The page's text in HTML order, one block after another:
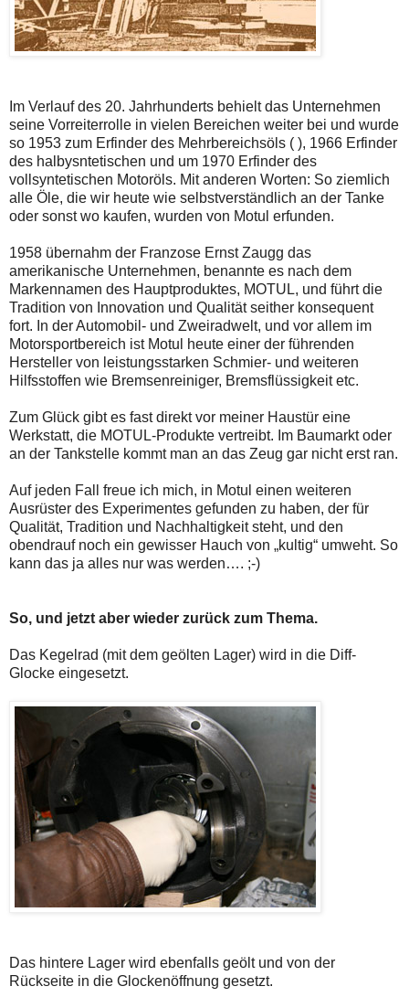
Im Verlauf des 20. Jahrhunderts behielt das Unternehmen
seine Vorreiterrolle in vielen Bereichen weiter bei und wurde
so 1953 zum Erfinder des Mehrbereichsöls ( ), 1966 Erfinder
des halbysntetischen und um 1970 Erfinder des
vollsyntetischen Motoröls. Mit anderen Worten: So ziemlich
alle Öle, die wir heute wie selbstverständlich an der Tanke
oder sonst wo kaufen, wurden von Motul erfunden.
1958 übernahm der Franzose Ernst Zaugg das
amerikanische Unternehmen, benannte es nach dem
Markennamen des Hauptproduktes, MOTUL, und führt die
Tradition von Innovation und Qualität seither konsequent
fort. In der Automobil- und Zweiradwelt, und vor allem im
Motorsportbereich ist Motul heute einer der führenden
Hersteller von leistungsstarken Schmier- und weiteren
Hilfsstoffen wie Bremsenreiniger, Bremsflüssigkeit etc.
Zum Glück gibt es fast direkt vor meiner Haustür eine
Werkstatt, die MOTUL-Produkte vertreibt. Im Baumarkt oder
an der Tankstelle kommt man an das Zeug gar nicht erst ran.
Auf jeden Fall freue ich mich, in Motul einen weiteren
Ausrüster des Experimentes gefunden zu haben, der für
Qualität, Tradition und Nachhaltigkeit steht, und den
obendrauf noch ein gewisser Hauch von „kultig“ umweht. So
kann das ja alles nur was werden…. ;-)
So, und jetzt aber wieder zurück zum Thema.
Das Kegelrad (mit dem geölten Lager) wird in die Diff-
Glocke eingesetzt.
Das hintere Lager wird ebenfalls geölt und von der
Rückseite in die Glockenöffnung gesetzt.